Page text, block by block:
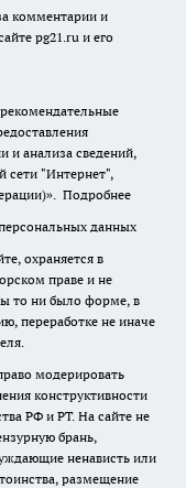
комментарии и
pg21.ru и его
и анализа сведений,
сети "Интернет",
Подробнее
данных
охраняется в
праве и не
то ни было форме, в
переработке не иначе
модерировать
конструктивности
РФ и РТ. На сайте не
брань,
ненависть или
размещение